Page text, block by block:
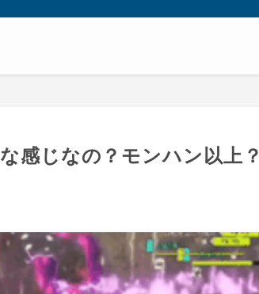
感じなの？モンハン以上？